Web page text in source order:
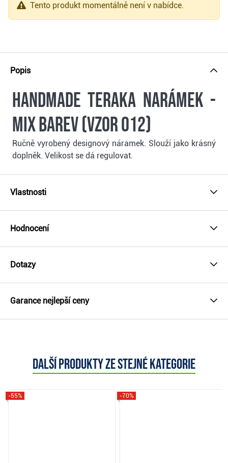
Tento produkt momentálně není v nabídce.
Popis
Handmade Teraka narámek -
mix barev (vzor 012)
Ručně vyrobený designový náramek. Slouží jako krásný
doplněk. Velikost se dá regulovat.
Vlastnosti
Hodnocení
Dotazy
Garance nejlepší ceny
Další produkty ze stejné kategorie
-55% -70%